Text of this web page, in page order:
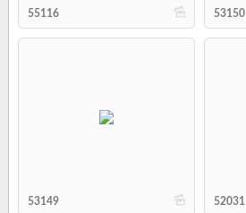
b
55116 53150
b
53149 52031